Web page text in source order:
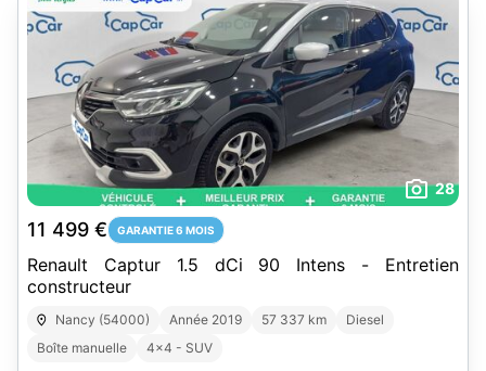
28
11 499 € GARANTIE 6 MOIS
Renault Captur 1.5 dCi 90 Intens - Entretien
constructeur
Nancy (54000) Année 2019 57 337 km
Diesel
Boîte manuelle
4x4 - SUV